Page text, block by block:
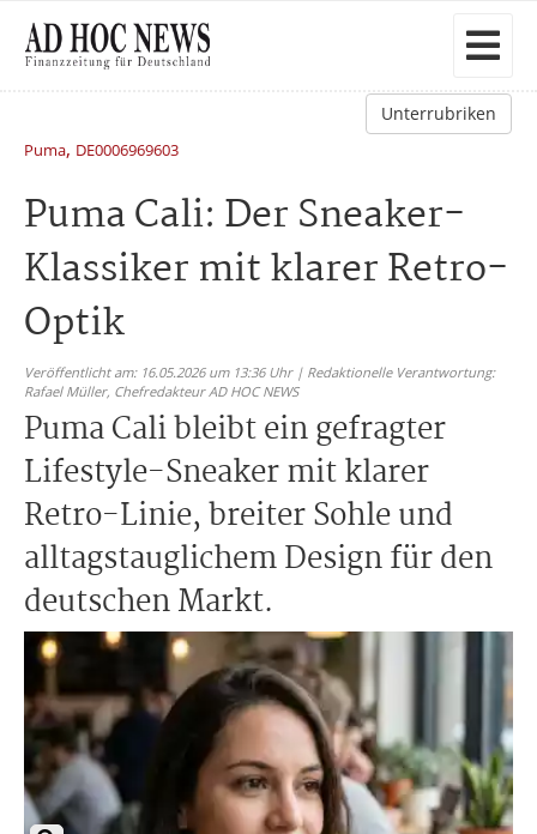
Unterrubriken
Puma, DE0006969603
Puma Cali: Der Sneaker-
Klassiker mit klarer Retro-
Optik
Veröffentlicht am: 16.05.2026 um 13:36 Uhr | Redaktionelle Verantwortung:
Rafael Müller, Chefredakteur AD HOC NEWS
Puma Cali bleibt ein gefragter
Lifestyle-Sneaker mit klarer
Retro-Linie, breiter Sohle und
alltagstauglichem Design für den
deutschen Markt.